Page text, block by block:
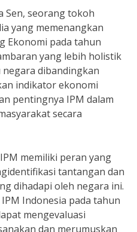
Sen, seorang tokoh
yang memenangkan
Ekonomi pada tahun
yang lebih holistik
dibandingkan
indikator ekonomi
pentingnya IPM dalam
secara
memiliki peran yang
tantangan dan
dihadapi oleh negara ini.
Indonesia pada tahun
mengevaluasi
dan merumuskan